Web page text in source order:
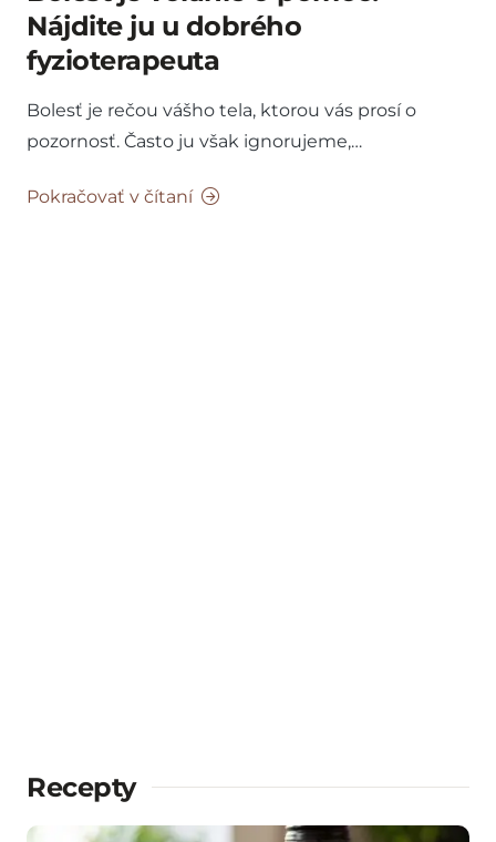
Nájdite ju u dobrého
fyzioterapeuta
Bolesť je rečou vášho tela, ktorou vás prosí o
pozornosť. Často ju však ignorujeme,…
Pokračovať v čítaní
Recepty